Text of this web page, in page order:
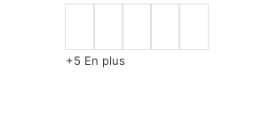
+5 En plus